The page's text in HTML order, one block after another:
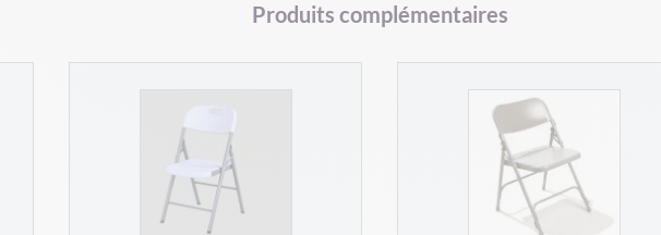
Produits complémentaires